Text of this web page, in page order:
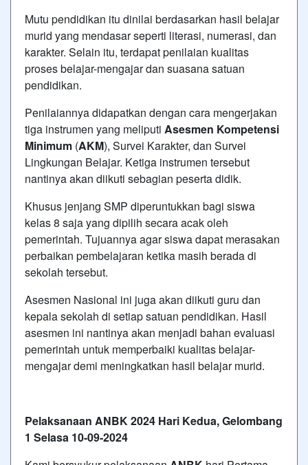
Mutu pendidikan itu dinilai berdasarkan hasil belajar
murid yang mendasar seperti literasi, numerasi, dan
karakter. Selain itu, terdapat penilaian kualitas
proses belajar-mengajar dan suasana satuan
pendidikan.
Penilaiannya didapatkan dengan cara mengerjakan
tiga instrumen yang meliputi Asesmen Kompetensi
Minimum (AKM), Survei Karakter, dan Survei
Lingkungan Belajar. Ketiga instrumen tersebut
nantinya akan diikuti sebagian peserta didik.
Khusus jenjang SMP diperuntukkan bagi siswa
kelas 8 saja yang dipilih secara acak oleh
pemerintah. Tujuannya agar siswa dapat merasakan
perbaikan pembelajaran ketika masih berada di
sekolah tersebut.
Asesmen Nasional ini juga akan diikuti guru dan
kepala sekolah di setiap satuan pendidikan. Hasil
asesmen ini nantinya akan menjadi bahan evaluasi
pemerintah untuk memperbaiki kualitas belajar-
mengajar demi meningkatkan hasil belajar murid.
Pelaksanaan ANBK 2024 Hari Kedua, Gelombang
1 Selasa 10-09-2024